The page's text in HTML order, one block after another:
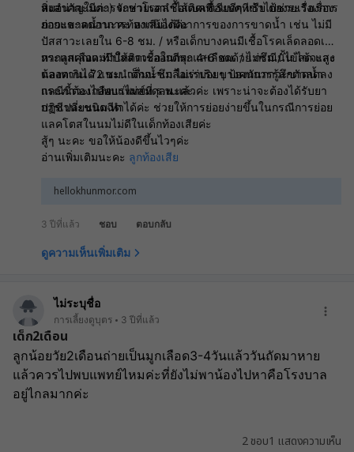
หมอน่าจะมีค่ะ) จะช่วยเอาเชื้อแบคทีเรียดีๆ เข้าไปช่วยเรื่องการ
ย่อยและลดอาการท้องเสียได้ค่ะ
สิ่งสำคัญในการรักษาโรคลำไส้ติดเชื้อแบคทีเรีย ต้องระวังเรื่อง
ภาวะขาดน้ำนะคะ หากน้องมีอาการของการขาดน้ำ เช่น ไม่มี
ปัสสาวะเลยใน 6-8 ชม. / หรือเด็กบางคนมีเชื้อโรคเล็ดลอดเข้า
กระแสเลือด ทำให้ติดเชื้อในกระแสเลือดด้วย กรณีนั้น ไข้จะสูง
ตลอดเกิน 72 ชม. เด็กจะซึม ไม่ร่าเริง บางคนการรู้สึกตัวลดลง
กรณีนี้ต้องไปพบแพทย์ที่ ร.พ.แล้วค่ะ เพราะน่าจะต้องได้รับยา
ปฏิชีวนะชนิดฉีด
หากลูกคุณแม่มีปัสสาวะออกดีทุก 4-6 ชม. / ไม่ซึม / ไข้ลด และ
น้องทานได้ แนะนำดื่มน้ำเกลือแร่บ่อยๆ ป้องกันภาวะขาดน้ำ
และภาวะเกลือแร่ไม่สมดุลนะคะ
การเปลี่ยนนม ทำได้ค่ะ ช่วยให้การย่อยง่ายขึ้นในกรณีการย่อย
แลคโตสในนมไม่ดีในเด็กท้องเสียค่ะ
สู้ๆ นะคะ ขอให้น้องดีขึ้นไวๆค่ะ
อ่านเพิ่มเติมนะคะ ลูกท้องเสีย
hellokhunmor.com
3 ปีที่แล้ว ชอบ ตอบกลับ
ดูความเห็นเพิ่มเติม
ไม่ระบุชื่อ
การเลี้ยงดูบุตร 3 ปีที่แล้ว
เด็ก2เดือน
ลูกน้อยวัย2เดือนถ่ายเป็นมูกเลือด3-4วันแล้ววันถัดมาหาย
แล้วควรไปพบแพทย์ไหมค่ะที่ยังไม่พาน้องไปหาคือโรงบาล
อยู่ไกลมากค่ะ
2ชอบ1 แสดงความเห็น